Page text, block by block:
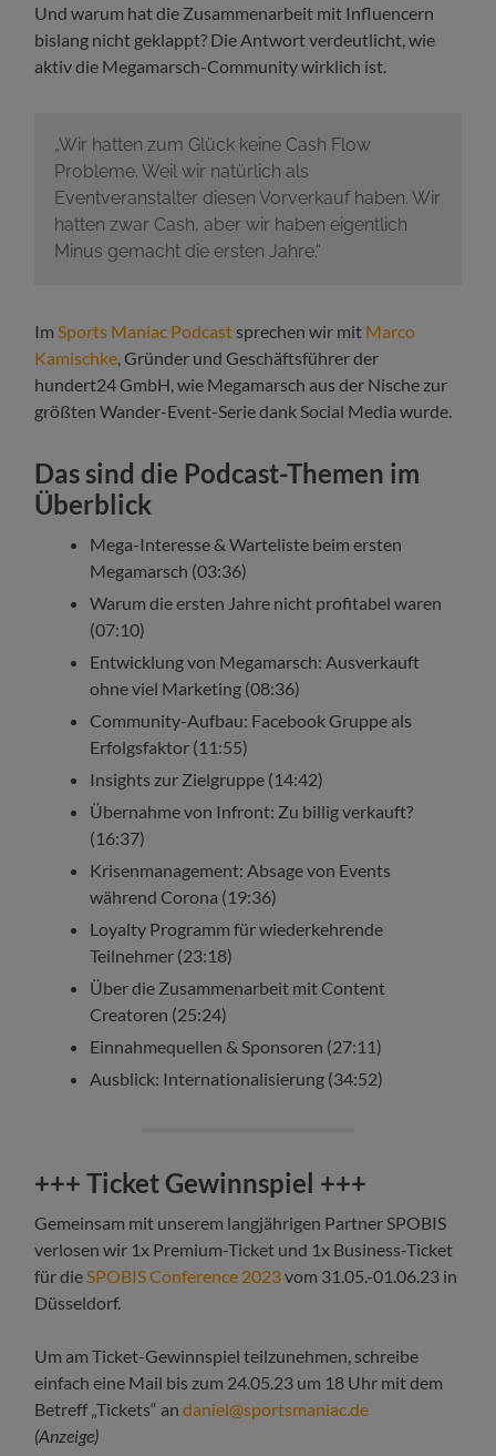
Und warum hat die Zusammenarbeit mit Influencern
bislang nicht geklappt? Die Antwort verdeutlicht, wie
aktiv die Megamarsch-Community wirklich ist.
„Wir hatten zum Glück keine Cash Flow
Probleme. Weil wir natürlich als
Eventveranstalter diesen Vorverkauf haben. Wir
hatten zwar Cash, aber wir haben eigentlich
Minus gemacht die ersten Jahre.“
ImSports Maniac Podcast sprechen wir mit Marco
Kamischke, Gründer und Geschäftsführer der
hundert24 GmbH, wie Megamarsch aus der Nische zur
größten Wander-Event-Serie dank Social Media wurde.
Das sind die Podcast-Themen im
Überblick
Mega-Interesse & Warteliste beim ersten
Megamarsch (03:36)
Warum die ersten Jahre nicht profitabel waren
(07:10)
Entwicklung von Megamarsch: Ausverkauft
ohne viel Marketing (08:36)
Community-Aufbau: Facebook Gruppe als
Erfolgsfaktor (11:55)
Insights zur Zielgruppe (14:42)
Übernahme von Infront: Zu billig verkauft?
(16:37)
Krisenmanagement: Absage von Events
während Corona (19:36)
Loyalty Programm für wiederkehrende
Teilnehmer (23:18)
Über die Zusammenarbeit mit Content
Creatoren (25:24)
Einnahmequellen & Sponsoren (27:11)
Ausblick: Internationalisierung (34:52)
+++ Ticket Gewinnspiel +++
Gemeinsam mit unserem langjährigen Partner SPOBIS
verlosen wir 1x Premium-Ticket und 1x Business-Ticket
für dieSPOBIS Conference 2023vom 31.05.-01.06.23 in
Düsseldorf.
Um am Ticket-Gewinnspiel teilzunehmen, schreibe
einfach eine Mail bis zum 24.05.23 um 18 Uhr mit dem
Betreff „Tickets“ andaniel@sportsmaniac.de
(Anzeige)